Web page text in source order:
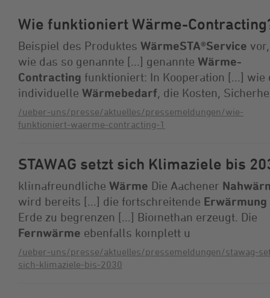
Wie funktioniert Wärme-
Beispiel des Produktes WärmeSTA®Service vor,
wie das so genannte [...] genannte Wärme-
Contracting funktioniert: In Kooperation [...] wie
individuelle Wärmebedarf, die Kosten,
/ueber-uns/presse/aktuelles/pressemeldungen/wie-
funktioniert-waerme-contracting-1
STAWAG setzt sich Klimaziele bis
klimafreundliche Wärme Die Aachener
wird bereits [...] die fortschreitende Erwärmung
Erde zu begrenzen [...] Biomethan erzeugt. Die
Fernwärme ebenfalls komplett u
/ueber-uns/presse/aktuelles/pressemeldungen/stawag-
sich-klimaziele-bis-2030